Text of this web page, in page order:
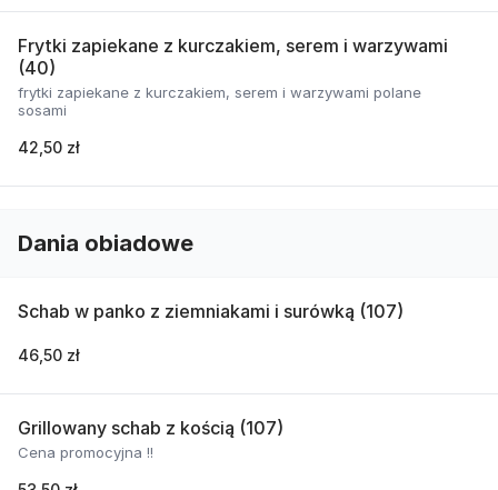
Frytki zapiekane z kurczakiem, serem i warzywami
(40)
frytki zapiekane z kurczakiem, serem i warzywami polane
sosami
42,50 zł
Dania obiadowe
Schab w panko z ziemniakami i surówką (107)
46,50 zł
Grillowany schab z kością (107)
Cena promocyjna !!